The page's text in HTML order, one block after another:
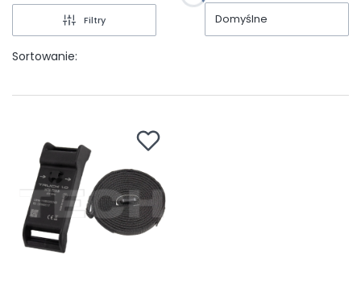
Filtry
Sortowanie:
Domyślne